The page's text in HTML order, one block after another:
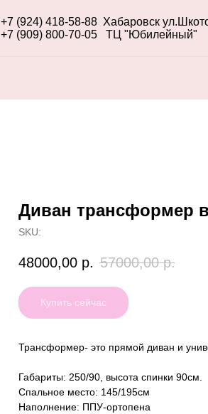
+7 (924) 418-58-88 Хабаровск
+7 (909) 800-70-05 ТЦ "Юбилейный"
Диван трансформер
SKU:
48000,00 р. 57000,00 р.
Купить сейчас
Трансформер- это прямой диван и
Габариты: 250/90, высота спинки 90см.
Спальное место: 145/195см
Наполнение: ППУ-ортопена